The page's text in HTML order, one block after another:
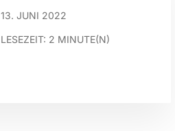
13. JUNI 2022
LESEZEIT: 2 MINUTE(N)